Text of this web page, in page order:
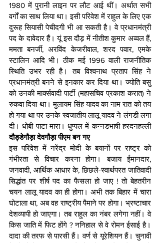
1980 में पुरानी लाइन पर लौट आई थीं। अर्थात सभी
वर्गों का साथ लिया था। इसी परिवेश में राहुल के लिए एक
दुरूह सियासी पेचीदगी भी आ सकती है। वे प्रधानमंत्री
पद के दावेदार हैं। यूं इस दौड़ में नीतीश कुमार अव्वल हैं,
ममता बनर्जी, अरविंद केजरीवाल, शरद पवार, एमके
स्टालिन आदि भी। ठीक मई 1996 वाली राजनीतिक
स्थिति उभर रही है। तब विश्वनाथ प्रताप सिंह ने
प्रधानमंत्री बनने से इनकार कर दिया था। ज्योति बसु
को उनकी मार्क्सवादी पार्टी (महासचिव प्रकाश करात) ने
रुकवा दिया था। मुलायम सिंह यादव का नाम रात को तय
हो गया था पर उनके स्वजातीय लालू यादव ने लंगडी लगा
दी। धोबी पाटा मारा। धुप्पल में कन्नडभाषी हरदनहल्ली
दौड्डेगौड़ा देवगौड़ा पीएम बन गए
इस परिवेश में नरेंद्र मोदी के बयानों पर राष्ट्र को
गंभीरता से विचार करना होगा। बजाय ईमानदार,
जनवादी, आर्थिक आधार के, छिछले-स्वार्थपरत जातिवादी
सिद्धांत पर शीर्ष पद का फैसला हो जाए ! तो बेहतरीन
चयन लालू यादव का ही होगा। अभी तक बिहार में चारा
घोटाला था, अब वह राष्ट्रीय पैमाने पर होगा। भ्रष्टाचार
देशव्यापी हो जाएगा। तब राहुल का नंबर लगेगा नहीं। वे
किस जाति में फिट होंगे ? ननिहाल से वे रोमन ईसाई है।
दादा की तरफ से पारसी हैं। वर्ण से यूरेशियन हैं। चुनावी